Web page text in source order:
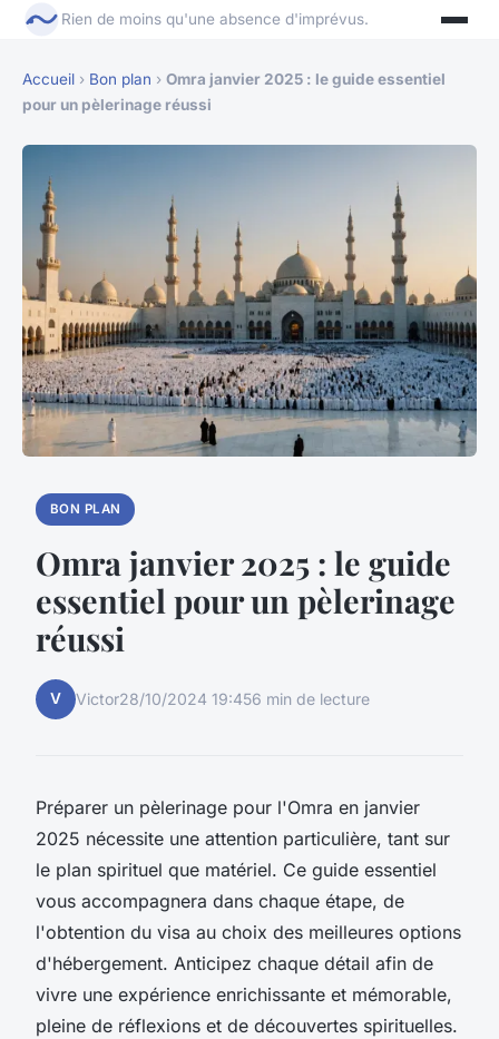
Rien de moins qu'une absence d'imprévus.
Accueil › Bon plan › Omra janvier 2025 : le guide essentiel
pour un pèlerinage réussi
BON PLAN
Omra janvier 2025 : le guide
essentiel pour un pèlerinage
réussi
V Victor28/10/2024 19:456 min de lecture
Préparer un pèlerinage pour l'Omra en janvier
2025 nécessite une attention particulière, tant sur
le plan spirituel que matériel. Ce guide essentiel
vous accompagnera dans chaque étape, de
l'obtention du visa au choix des meilleures options
d'hébergement. Anticipez chaque détail afin de
vivre une expérience enrichissante et mémorable,
pleine de réflexions et de découvertes spirituelles.